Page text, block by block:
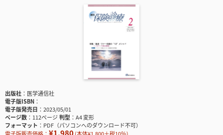
出版社
医学通信社
電子版ISBN
電子版発売日
2023/05/01
ページ数
112ページ判型
A4 変形
フォーマット
PDF（パソコンへのダウンロード不可）
¥1,980